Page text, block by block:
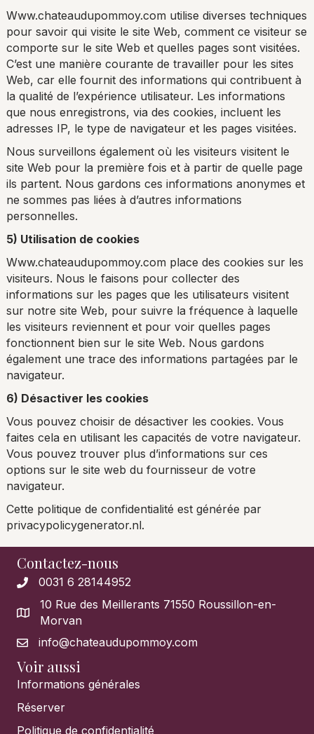
Www.chateaudupommoy.com utilise diverses techniques
pour savoir qui visite le site Web, comment ce visiteur se
comporte sur le site Web et quelles pages sont visitées.
C’est une manière courante de travailler pour les sites
Web, car elle fournit des informations qui contribuent à
la qualité de l’expérience utilisateur. Les informations
que nous enregistrons, via des cookies, incluent les
adresses IP, le type de navigateur et les pages visitées.
Nous surveillons également où les visiteurs visitent le
site Web pour la première fois et à partir de quelle page
ils partent. Nous gardons ces informations anonymes et
ne sommes pas liées à d’autres informations
personnelles.
5) Utilisation de cookies
Www.chateaudupommoy.com place des cookies sur les
visiteurs. Nous le faisons pour collecter des
informations sur les pages que les utilisateurs visitent
sur notre site Web, pour suivre la fréquence à laquelle
les visiteurs reviennent et pour voir quelles pages
fonctionnent bien sur le site Web. Nous gardons
également une trace des informations partagées par le
navigateur.
6) Désactiver les cookies
Vous pouvez choisir de désactiver les cookies. Vous
faites cela en utilisant les capacités de votre navigateur.
Vous pouvez trouver plus d’informations sur ces
options sur le site web du fournisseur de votre
navigateur.
Cette politique de confidentialité est générée par
privacypolicygenerator.nl.
Contactez-nous
0031 6 28144952
10 Rue des Meillerants 71550 Roussillon-en-
Morvan
info@chateaudupommoy.com
Voir aussi
Informations générales
Réserver
Politique de confidentialité